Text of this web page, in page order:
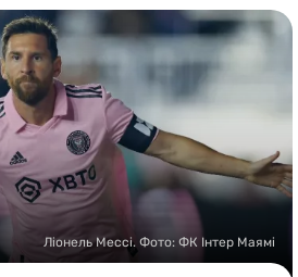
ЛЕ
ЧЕ-2028
Букмекери
Казино
Ліонель Мессі. Фото: ФК Інтер Маямі